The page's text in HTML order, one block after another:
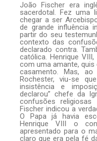
João Fischer era
sacerdotal. Fez uma
chegar a ser
de grande influência
partir do seu
contexto das
declarado contra.
católica. Henrique
com uma amante, quis
casamento. Mas,
Rochester, viu-se
insistência e
declarou” chefe da
confusões
Fischer indicou a
O Papa já havia
Henrique VIII o
apresentado para o
claro que era pela fé